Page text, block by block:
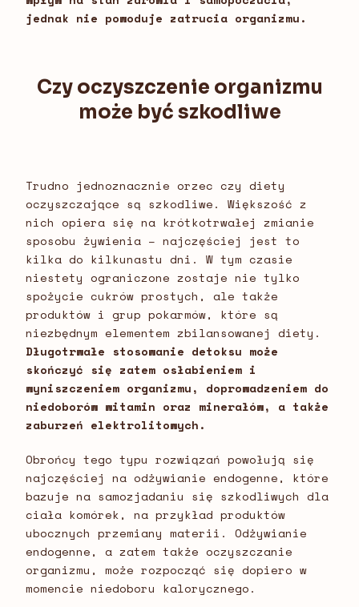
jednak nie powoduje zatrucia organizmu.
Czy oczyszczenie organizmu
może być szkodliwe
Trudno jednoznacznie orzec czy diety
oczyszczające są szkodliwe. Większość z
nich opiera się na krótkotrwałej zmianie
sposobu żywienia – najczęściej jest to
kilka do kilkunastu dni. W tym czasie
niestety ograniczone zostaje nie tylko
spożycie cukrów prostych, ale także
produktów i grup pokarmów, które są
niezbędnym elementem zbilansowanej diety.
Długotrwałe stosowanie detoksu może
skończyć się zatem osłabieniem i
wyniszczeniem organizmu, doprowadzeniem do
niedoborów witamin oraz minerałów, a także
zaburzeń elektrolitowych.
Obrońcy tego typu rozwiązań powołują się
najczęściej na odżywianie endogenne, które
bazuje na samozjadaniu się szkodliwych dla
ciała komórek, na przykład produktów
ubocznych przemiany materii. Odżywianie
endogenne, a zatem także oczyszczanie
organizmu, może rozpocząć się dopiero w
momencie niedoboru kalorycznego.